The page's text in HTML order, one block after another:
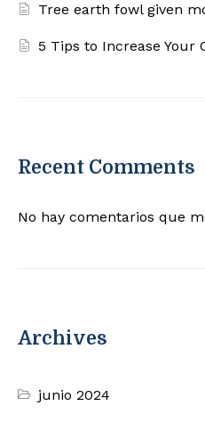
Tree earth fowl given
5 Tips to Increase Your
Recent Comments
No hay comentarios que
Archives
junio 2024